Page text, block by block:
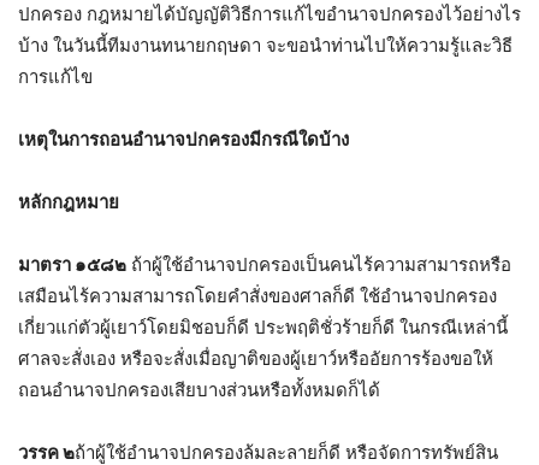
ปกครอง กฎหมายได้บัญญัติวิธีการแก้ไขอำนาจปกครองไว้อย่างไร
บ้าง ในวันนี้ทีมงานทนายกฤษดา จะขอนำท่านไปให้ความรู้และวิธี
การแก้ไข
เหตุในการถอนอำนาจปกครองมีกรณีใดบ้าง
หลักกฎหมาย
มาตรา ๑๕๘๒ ถ้าผู้ใช้อำนาจปกครองเป็นคนไร้ความสามารถหรือ
เสมือนไร้ความสามารถโดยคำสั่งของศาลก็ดี ใช้อำนาจปกครอง
เกี่ยวแก่ตัวผู้เยาว์โดยมิชอบก็ดี ประพฤติชั่วร้ายก็ดี ในกรณีเหล่านี้
ศาลจะสั่งเอง หรือจะสั่งเมื่อญาติของผู้เยาว์หรืออัยการร้องขอให้
ถอนอำนาจปกครองเสียบางส่วนหรือทั้งหมดก็ได้
วรรค ๒ถ้าผู้ใช้อำนาจปกครองล้มละลายก็ดี หรือจัดการทรัพย์สิน